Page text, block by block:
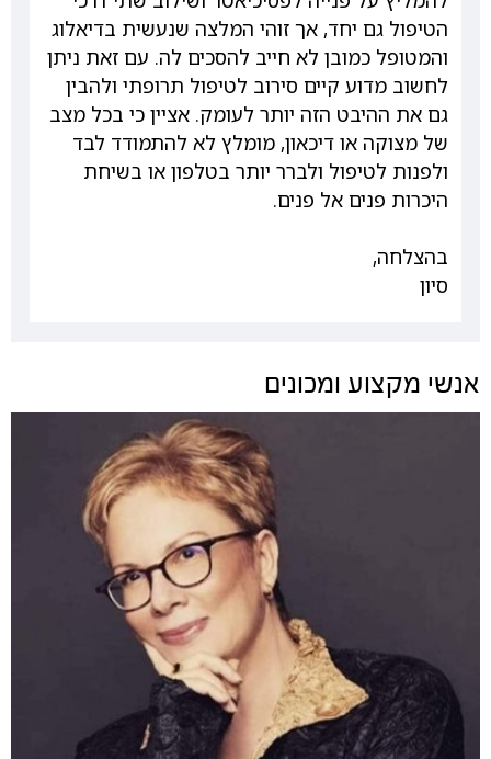
הטיפול גם יחד, אך זוהי המלצה שנעשית בדיאלוג
והמטופל כמובן לא חייב להסכים לה. עם זאת ניתן
לחשוב מדוע קיים סירוב לטיפול תרופתי ולהבין
גם את ההיבט הזה יותר לעומק. אציין כי בכל מצב
של מצוקה או דיכאון, מומלץ לא להתמודד לבד
ולפנות לטיפול ולברר יותר בטלפון או בשיחת
היכרות פנים אל פנים.
בהצלחה,
סיון
אנשי מקצוע ומכונים